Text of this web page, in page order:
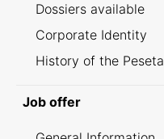
Dossiers available
Corporate Identity
History of the Peseta
Job offer